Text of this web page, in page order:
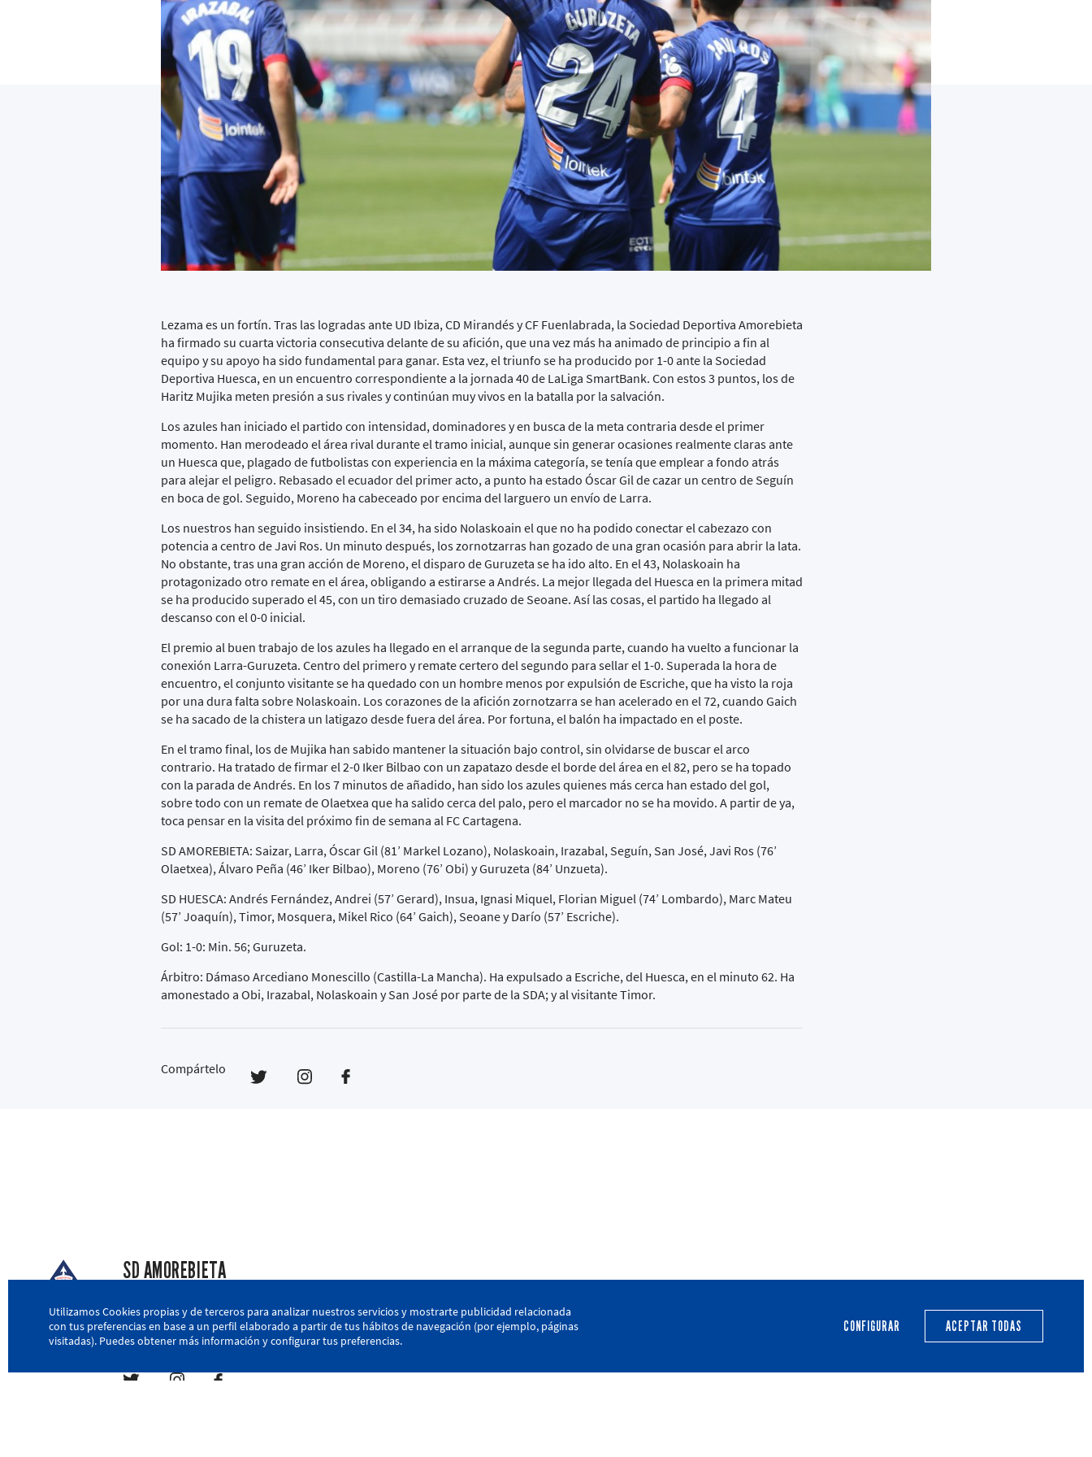
Lezama es un fortín. Tras las logradas ante UD Ibiza, CD Mirandés y CF Fuenlabrada, la Sociedad Deportiva Amorebieta
ha firmado su cuarta victoria consecutiva delante de su afición, que una vez más ha animado de principio a fin al
equipo y su apoyo ha sido fundamental para ganar. Esta vez, el triunfo se ha producido por 1-0 ante la Sociedad
Deportiva Huesca, en un encuentro correspondiente a la jornada 40 de LaLiga SmartBank. Con estos 3 puntos, los de
Haritz Mujika meten presión a sus rivales y continúan muy vivos en la batalla por la salvación.
Los azules han iniciado el partido con intensidad, dominadores y en busca de la meta contraria desde el primer
momento. Han merodeado el área rival durante el tramo inicial, aunque sin generar ocasiones realmente claras ante
un Huesca que, plagado de futbolistas con experiencia en la máxima categoría, se tenía que emplear a fondo atrás
para alejar el peligro. Rebasado el ecuador del primer acto, a punto ha estado Óscar Gil de cazar un centro de Seguín
en boca de gol. Seguido, Moreno ha cabeceado por encima del larguero un envío de Larra.
Los nuestros han seguido insistiendo. En el 34, ha sido Nolaskoain el que no ha podido conectar el cabezazo con
potencia a centro de Javi Ros. Un minuto después, los zornotzarras han gozado de una gran ocasión para abrir la lata.
No obstante, tras una gran acción de Moreno, el disparo de Guruzeta se ha ido alto. En el 43, Nolaskoain ha
protagonizado otro remate en el área, obligando a estirarse a Andrés. La mejor llegada del Huesca en la primera mitad
se ha producido superado el 45, con un tiro demasiado cruzado de Seoane. Así las cosas, el partido ha llegado al
descanso con el 0-0 inicial.
El premio al buen trabajo de los azules ha llegado en el arranque de la segunda parte, cuando ha vuelto a funcionar la
conexión Larra-Guruzeta. Centro del primero y remate certero del segundo para sellar el 1-0. Superada la hora de
encuentro, el conjunto visitante se ha quedado con un hombre menos por expulsión de Escriche, que ha visto la roja
por una dura falta sobre Nolaskoain. Los corazones de la afición zornotzarra se han acelerado en el 72, cuando Gaich
se ha sacado de la chistera un latigazo desde fuera del área. Por fortuna, el balón ha impactado en el poste.
En el tramo final, los de Mujika han sabido mantener la situación bajo control, sin olvidarse de buscar el arco
contrario. Ha tratado de firmar el 2-0 Iker Bilbao con un zapatazo desde el borde del área en el 82, pero se ha topado
con la parada de Andrés. En los 7 minutos de añadido, han sido los azules quienes más cerca han estado del gol,
sobre todo con un remate de Olaetxea que ha salido cerca del palo, pero el marcador no se ha movido. A partir de ya,
toca pensar en la visita del próximo fin de semana al FC Cartagena.
SD AMOREBIETA: Saizar, Larra, Óscar Gil (81’ Markel Lozano), Nolaskoain, Irazabal, Seguín, San José, Javi Ros (76’
Olaetxea), Álvaro Peña (46’ Iker Bilbao), Moreno (76’ Obi) y Guruzeta (84’ Unzueta).
SD HUESCA: Andrés Fernández, Andrei (57’ Gerard), Insua, Ignasi Miquel, Florian Miguel (74’ Lombardo), Marc Mateu
(57’ Joaquín), Timor, Mosquera, Mikel Rico (64’ Gaich), Seoane y Darío (57’ Escriche).
Gol: 1-0: Min. 56; Guruzeta.
Árbitro: Dámaso Arcediano Monescillo (Castilla-La Mancha). Ha expulsado a Escriche, del Huesca, en el minuto 62. Ha
amonestado a Obi, Irazabal, Nolaskoain y San José por parte de la SDA; y al visitante Timor.
Compártelo
SD AMOREBIETA
946 604 751 | sda@sdamorebieta.eus
ACTUALIDAD CALENDARIO
Utilizamos Cookies propias y de terceros para analizar nuestros servicios y mostrarte publicidad relacionada
con tus preferencias en base a un perfil elaborado a partir de tus hábitos de navegación (por ejemplo, páginas
visitadas). Puedes obtener más información y configurar tus preferencias.
CONFIGURAR ACEPTAR TODAS